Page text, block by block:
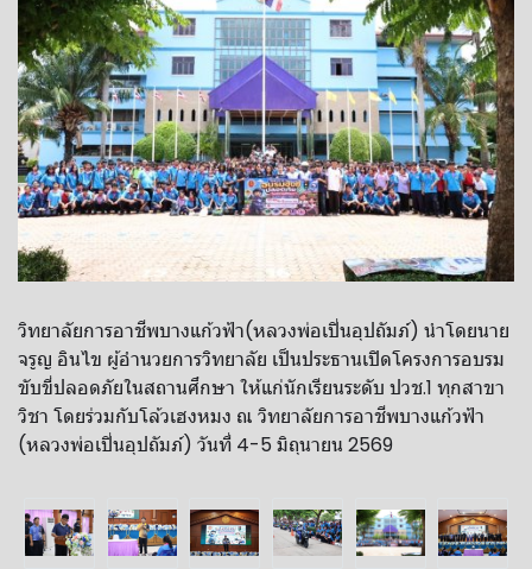
วิทยาลัย​การ​อาชีพ​บางแก้ว​ฟ้า​(หลวงพ่อ​เปิ่น​อุปถัมภ์)​ นำ​โดย​นาย​
จรูญ​ อิน​ไข​ ผู้​อำนวยการ​วิทยาลัย​ เป็น​ประธาน​เปิด​โครงการ​อบรม​
ขับขี่​ปลอด​ภัยในสถานศึกษา​ ให้แก่นักเรียน​ระดับ​ ปวช.​1​ ทุกสาขา
วิชา​ โดยร่วมกับ​โล้วเฮงหมง ณ​ วิทยาลัย​การ​อาชีพ​บางแก้ว​ฟ้า​
(หลวงพ่อ​เปิ่น​อุปถัมภ์)​ วันที่​ 4​-5 มิถุนายน​ 2569